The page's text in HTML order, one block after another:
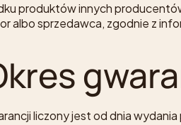
produktów innych
albo sprzedawca, zgodnie z
liczony jest od dnia